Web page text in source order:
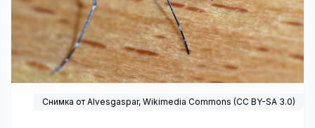
Снимка от Alvesgaspar, Wikimedia Commons (CC BY-SA 3.0)